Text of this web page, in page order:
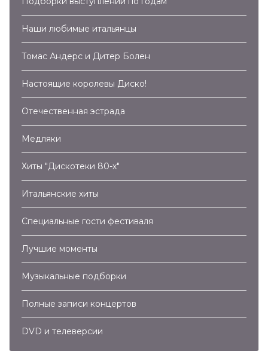
Наши любимые итальянцы
Томас Андерс и Дитер Болен
Настоящие королевы Диско!
Отечественная эстрада
Медляки
Хиты "Дискотеки 80-х"
Итальянские хиты
Специальные гости фестиваля
Лучшие моменты
Музыкальные подборки
Полные записи концертов
DVD и телеверсии